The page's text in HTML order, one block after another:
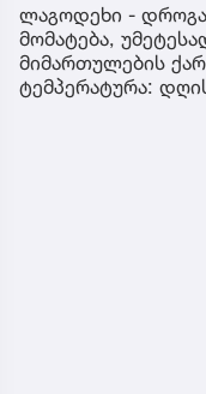
ლაგოდეხი -
მომატება,
მიმართულების
ტემპერატურა: